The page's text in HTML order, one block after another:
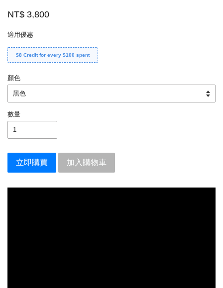
NT$ 3,800
適用優惠
$8 Credit for every $100 spent
顏色
數量
立即購買 加入購物車